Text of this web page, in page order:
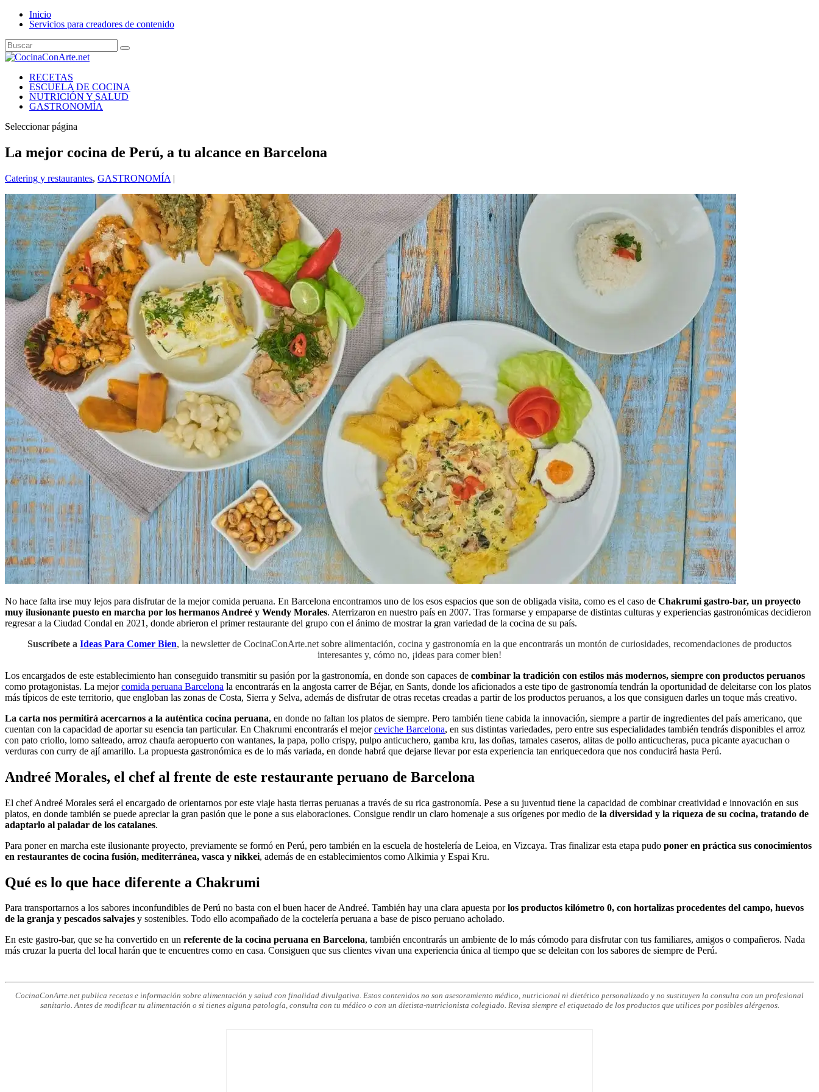
Inicio
Servicios para creadores de contenido
RECETAS
ESCUELA DE COCINA
NUTRICIÓN Y SALUD
GASTRONOMÍA
Seleccionar página
La mejor cocina de Perú, a tu alcance en Barcelona
Catering y restaurantes, GASTRONOMÍA |
No hace falta irse muy lejos para disfrutar de la mejor comida peruana. En Barcelona encontramos uno de los esos espacios que son de obligada visita, como es el caso de Chakrumi gastro-bar, un proyecto
muy ilusionante puesto en marcha por los hermanos Andreé y Wendy Morales. Aterrizaron en nuestro país en 2007. Tras formarse y empaparse de distintas culturas y experiencias gastronómicas decidieron
regresar a la Ciudad Condal en 2021, donde abrieron el primer restaurante del grupo con el ánimo de mostrar la gran variedad de la cocina de su país.
Suscríbete a Ideas Para Comer Bien, la newsletter de CocinaConArte.net sobre alimentación, cocina y gastronomía en la que encontrarás un montón de curiosidades, recomendaciones de productos
interesantes y, cómo no, ¡ideas para comer bien!
Los encargados de este establecimiento han conseguido transmitir su pasión por la gastronomía, en donde son capaces de combinar la tradición con estilos más modernos, siempre con productos peruanos
como protagonistas. La mejorcomida peruana Barcelona la encontrarás en la angosta carrer de Béjar, en Sants, donde los aficionados a este tipo de gastronomía tendrán la oportunidad de deleitarse con los platos
más típicos de este territorio, que engloban las zonas de Costa, Sierra y Selva, además de disfrutar de otras recetas creadas a partir de los productos peruanos, a los que consiguen darles un toque más creativo.
La carta nos permitirá acercarnos a la auténtica cocina peruana, en donde no faltan los platos de siempre. Pero también tiene cabida la innovación, siempre a partir de ingredientes del país americano, que
cuentan con la capacidad de aportar su esencia tan particular. En Chakrumi encontrarás el mejorceviche Barcelona, en sus distintas variedades, pero entre sus especialidades también tendrás disponibles el arroz
con pato criollo, lomo salteado, arroz chaufa aeropuerto con wantanes, la papa, pollo crispy, pulpo anticuchero, gamba kru, las doñas, tamales caseros, alitas de pollo anticucheras, puca picante ayacuchan o
verduras con curry de ají amarillo. La propuesta gastronómica es de lo más variada, en donde habrá que dejarse llevar por esta experiencia tan enriquecedora que nos conducirá hasta Perú.
Andreé Morales, el chef al frente de este restaurante peruano de Barcelona
El chef Andreé Morales será el encargado de orientarnos por este viaje hasta tierras peruanas a través de su rica gastronomía. Pese a su juventud tiene la capacidad de combinar creatividad e innovación en sus
platos, en donde también se puede apreciar la gran pasión que le pone a sus elaboraciones. Consigue rendir un claro homenaje a sus orígenes por medio de la diversidad y la riqueza de su cocina, tratando de
adaptarlo al paladar de los catalanes.
Para poner en marcha este ilusionante proyecto, previamente se formó en Perú, pero también en la escuela de hostelería de Leioa, en Vizcaya. Tras finalizar esta etapa pudo poner en práctica sus conocimientos
en restaurantes de cocina fusión, mediterránea, vasca y nikkei, además de en establecimientos como Alkimia y Espai Kru.
Qué es lo que hace diferente a Chakrumi
Para transportarnos a los sabores inconfundibles de Perú no basta con el buen hacer de Andreé. También hay una clara apuesta porlos productos kilómetro 0, con hortalizas procedentes del campo, huevos
de la granja y pescados salvajes y sostenibles. Todo ello acompañado de la coctelería peruana a base de pisco peruano acholado.
En este gastro-bar, que se ha convertido en un referente de la cocina peruana en Barcelona, también encontrarás un ambiente de lo más cómodo para disfrutar con tus familiares, amigos o compañeros. Nada
más cruzar la puerta del local harán que te encuentres como en casa. Consiguen que sus clientes vivan una experiencia única al tiempo que se deleitan con los sabores de siempre de Perú.
CocinaConArte.net publica recetas e información sobre alimentación y salud con finalidad divulgativa. Estos contenidos no son asesoramiento médico, nutricional ni dietético personalizado y no sustituyen la consulta con un profesional
sanitario. Antes de modificar tu alimentación o si tienes alguna patología, consulta con tu médico o con un dietista-nutricionista colegiado. Revisa siempre el etiquetado de los productos que utilices por posibles alérgenos.